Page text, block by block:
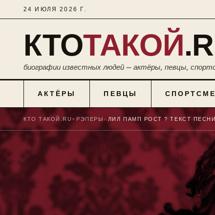
24 ИЮЛЯ 2026 Г.
КТОТАКОЙ
биографии известных людей — актёры, певцы,
АКТЁРЫ ПЕВЦЫ
КТО ТАКОЙ.RU■РЭПЕРЫ ■